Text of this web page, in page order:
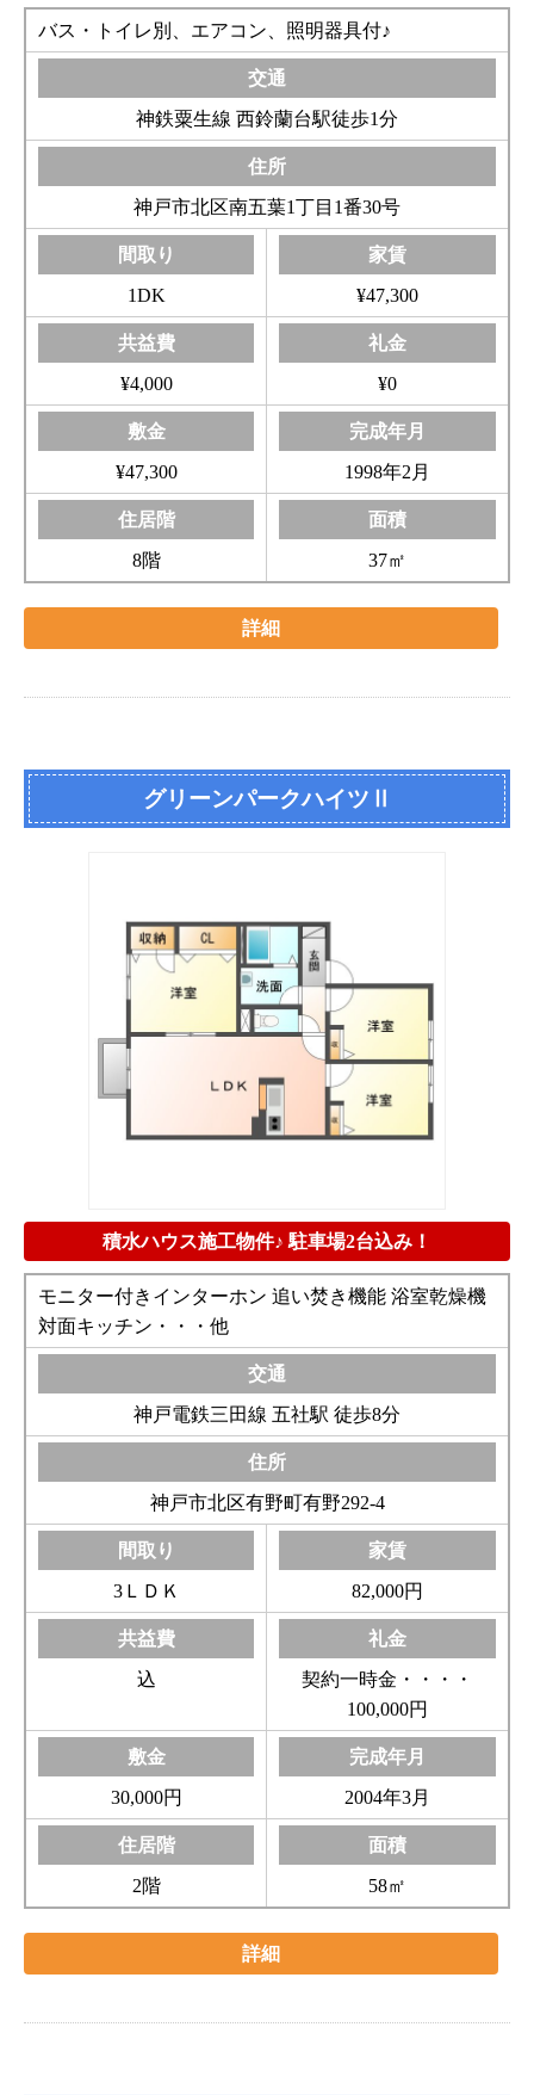
バス・トイレ別、エアコン、照明器具付♪
神鉄粟生線 西鈴蘭台駅徒歩1分
神戸市北区南五葉1丁目1番30号
1DK ¥47,300
¥4,000 ¥0
¥47,300 1998年2月
8階 37㎡
詳細
グリーンパークハイツⅡ
積水ハウス施工物件♪ 駐車場2台込み！
モニター付きインターホン 追い焚き機能 浴室乾燥機
対面キッチン・・・他
神戸電鉄三田線 五社駅 徒歩8分
神戸市北区有野町有野292-4
3ＬＤＫ 82,000円
込
契約一時金・・・・
100,000円
30,000円 2004年3月
2階 58㎡
詳細